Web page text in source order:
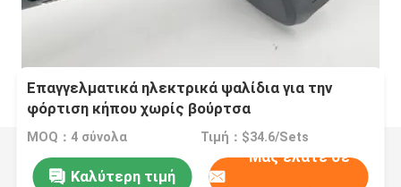
Επαγγελματικά ηλεκτρικά ψαλίδια για την
φόρτιση κήπου χωρίς βούρτσα
MOQ：4 σύνολα Τιμή：$34.6/Sets
Καλύτερη τιμή
Μας ελάτε σε